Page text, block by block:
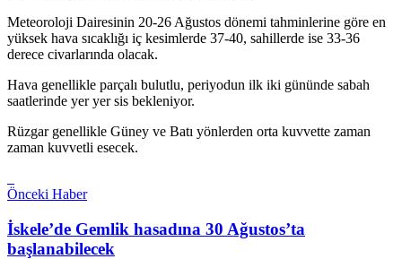
Meteoroloji Dairesinin 20-26 Ağustos dönemi tahminlerine göre en
yüksek hava sıcaklığı iç kesimlerde 37-40, sahillerde ise 33-36
derece civarlarında olacak.
Hava genellikle parçalı bulutlu, periyodun ilk iki gününde sabah
saatlerinde yer yer sis bekleniyor.
Rüzgar genellikle Güney ve Batı yönlerden orta kuvvette zaman
zaman kuvvetli esecek.
Önceki Haber
İskele’de Gemlik hasadına 30 Ağustos’ta
başlanabilecek